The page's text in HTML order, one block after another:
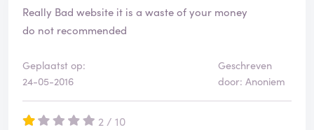
Really Bad website it is a waste of your money
do not recommended
Geplaatst op:
24-05-2016
Geschreven
door: Anoniem
2 / 10